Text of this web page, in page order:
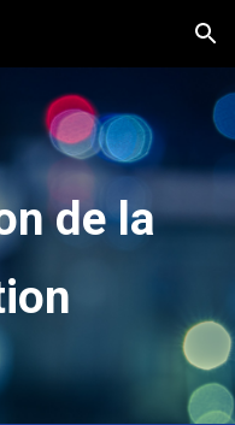
Skip to navigation
de la